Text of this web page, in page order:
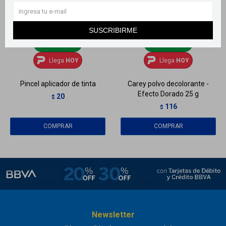
SUSCRIBIRME
Llega HOY
Pincel aplicador de tinta
$ 20
Llega HOY
Carey polvo decolorante -
Efecto Dorado 25 g
$ 116
Newsletter